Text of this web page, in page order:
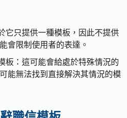
它只提供一種模板，因此不提供
會限制使用者的表達。
板：這可能會給處於特殊情況的
能無法找到直接解決其情況的模